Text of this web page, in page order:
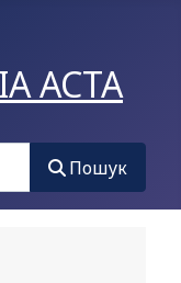
ACTA
Пошук